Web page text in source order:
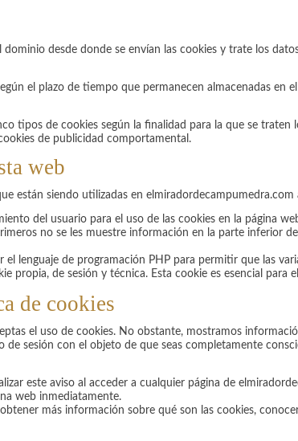
desde donde se envían las cookies y trate los
el plazo de tiempo que permanecen almacenadas en
tipos de cookies según la finalidad para la que se traten
de publicidad comportamental.
web
están siendo utilizadas en
del usuario para el uso de las cookies en la página
no se les muestre información en la parte inferior
el lenguaje de programación PHP para permitir que las
propia, de sesión y técnica. Esta cookie es esencial
de cookies
el uso de cookies. No obstante, mostramos
sesión con el objeto de que seas completamente
este aviso al acceder a cualquier página de
web inmediatamente.
más información sobre qué son las cookies,